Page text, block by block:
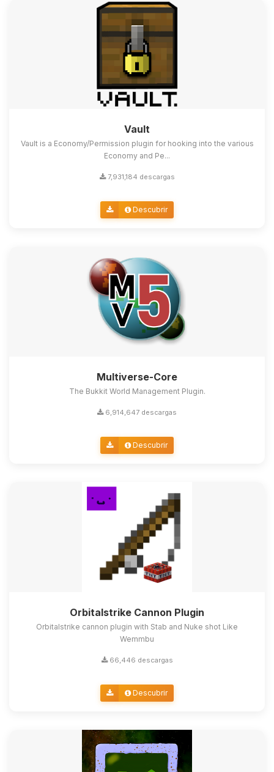
Vault
Vault is a Economy/Permission plugin for hooking into the various
Economy and Pe...
7,931,184 descargas
Descubrir
Multiverse-Core
The Bukkit World Management Plugin.
6,914,647 descargas
Descubrir
Orbitalstrike Cannon Plugin
Orbitalstrike cannon plugin with Stab and Nuke shot Like
Wemmbu
66,446 descargas
Descubrir